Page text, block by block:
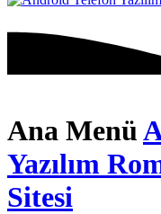
Ana Menü
Yazılım
Sitesi